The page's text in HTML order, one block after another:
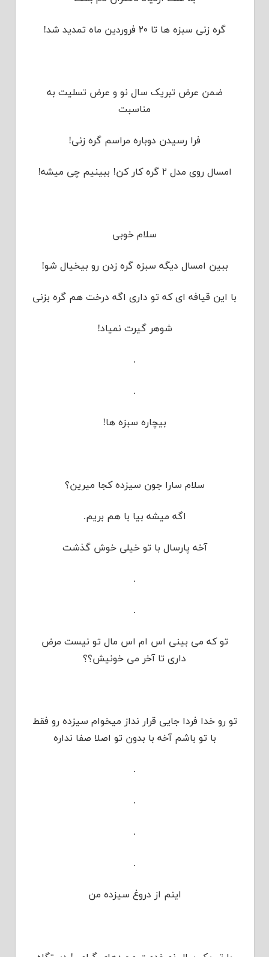
گره زنی سبزه ها تا ۲۰ فروردین ماه تمدید شد!
ضمن عرض تبریک سال نو و عرض تسلیت به
مناسبت
فرا رسیدن دوباره مراسم گره زنی!
امسال روی مدل ۲ گره کار کن! ببینیم چی میشه!
سلام خوبی
ببین امسال دیگه سبزه گره زدن رو بیخیال شو!
با این قیافه ای که تو داری اگه درخت هم گره بزنی
شوهر گیرت نمیاد!
.
.
بیچاره سبزه ها!
سلام سارا جون سیزده کجا میرین؟
اگه میشه بیا با هم بریم.
آخه پارسال با تو خیلی خوش گذشت
.
.
تو که می بینی اس ام اس مال تو نیست مرض
داری تا آخر می خونیش؟؟
تو رو خدا فردا جایی قرار نداز میخوام سیزده رو فقط
با تو باشم آخه با بدون تو اصلا صفا نداره
.
.
.
.
اینم از دروغ سیزده من